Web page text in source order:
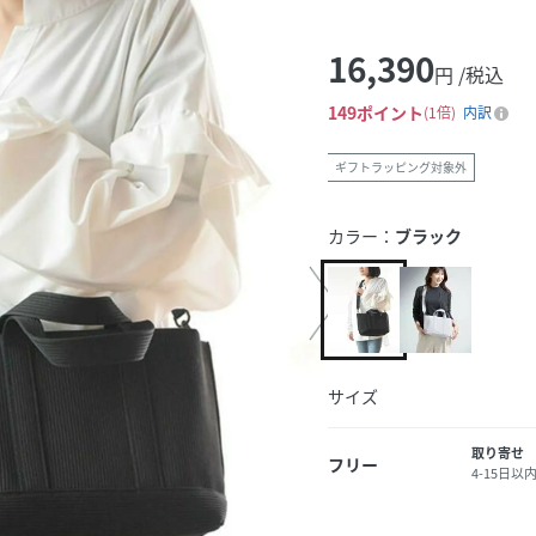
16,390円 /税込
149ポイント 1倍 内訳
ギフトラッピング対象外
カラー： ブラック
サイズ
フリー
取り寄せ
4-15日以